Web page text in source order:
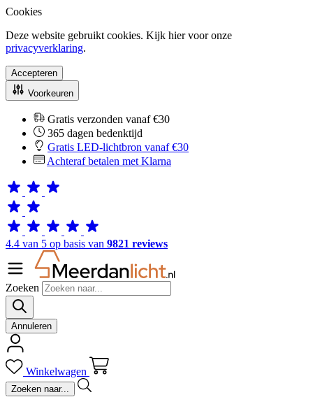
Cookies
Deze website gebruikt cookies. Kijk hier voor onze
privacyverklaring.
Accepteren
Voorkeuren
Gratis verzonden vanaf €30
365 dagen bedenktijd
Gratis LED-lichtbron vanaf €30
Achteraf betalen met Klarna
4.4 van 5 op basis van 9821 reviews
Zoeken
Annuleren
Winkelwagen